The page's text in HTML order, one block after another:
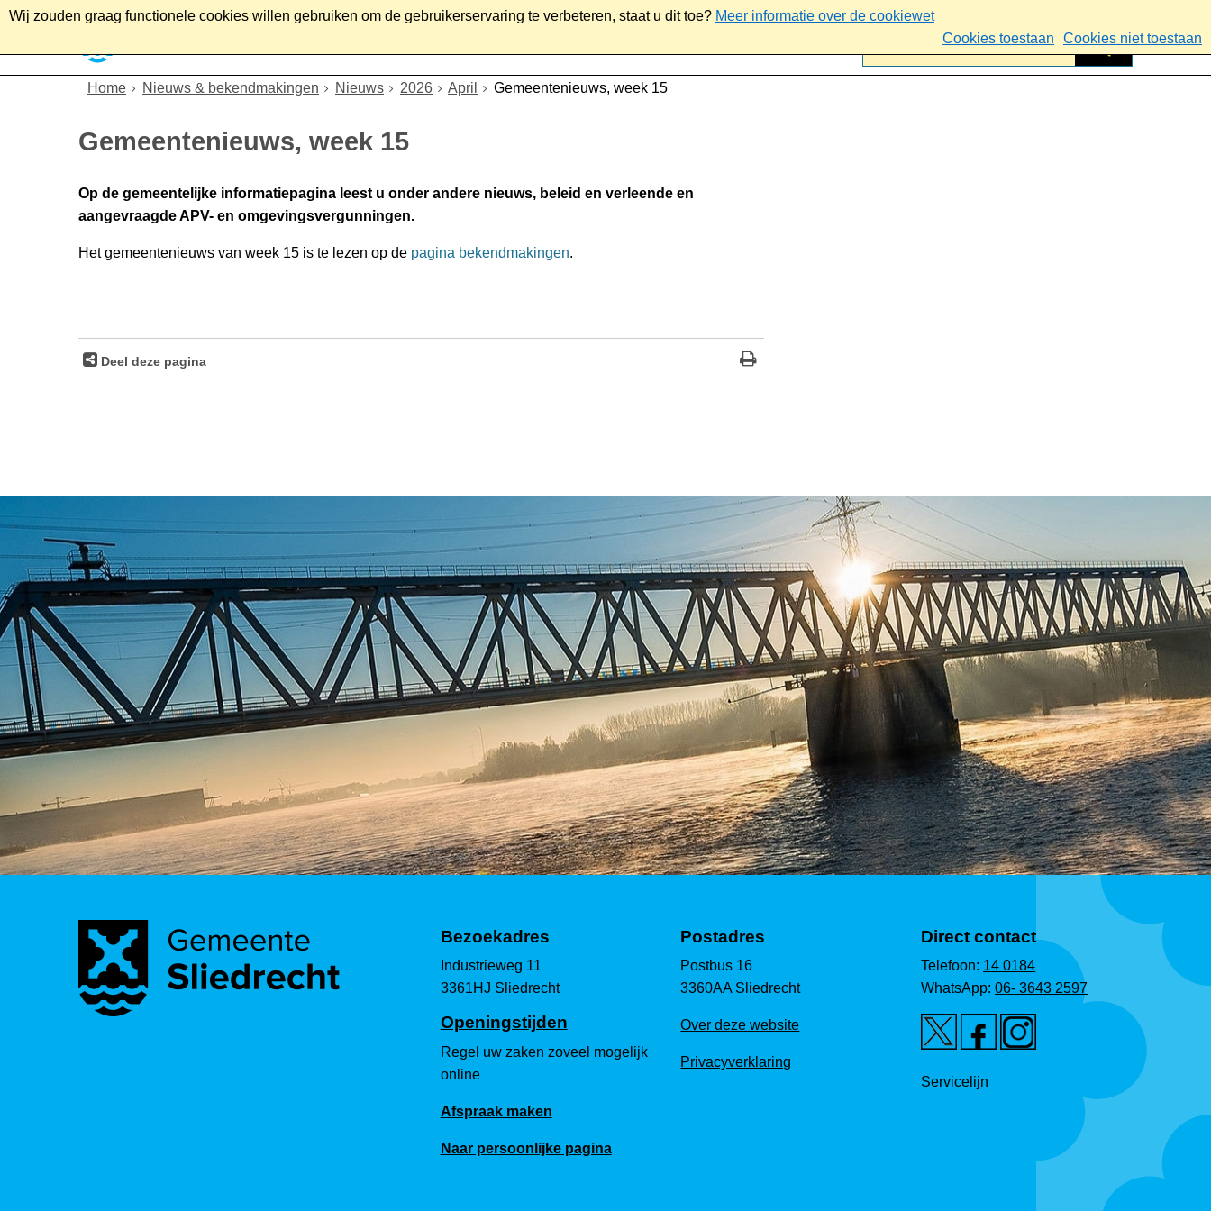
Wij zouden graag functionele cookies willen gebruiken om de gebruikerservaring te verbeteren, staat u dit toe? Meer informatie over de cookiewet
Cookies toestaan
Cookies niet toestaan
Home Nieuws & bekendmakingen Nieuws 2026 April Gemeentenieuws, week 15
Gemeentenieuws, week 15
Op de gemeentelijke informatiepagina leest u onder andere nieuws, beleid en verleende en
aangevraagde APV- en omgevingsvergunningen.
Het gemeentenieuws van week 15 is te lezen op de pagina bekendmakingen.
Deel deze pagina
Bezoekadres
Industrieweg 11
3361HJ Sliedrecht
Openingstijden
Regel uw zaken zoveel mogelijk
online
Afspraak maken
Naar persoonlijke pagina
Postadres
Postbus 16
3360AA Sliedrecht
Over deze website
Privacyverklaring
Direct contact
Telefoon: 14 0184
WhatsApp:06- 3643 2597
Servicelijn